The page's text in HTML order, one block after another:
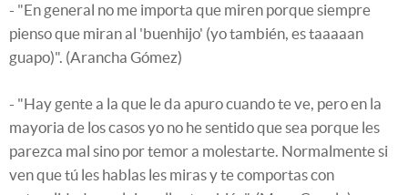
- "En general no me importa que miren porque siempre
pienso que miran al 'buenhijo' (yo también, es taaaaan
guapo)". (Arancha Gómez)
- "Hay gente a la que le da apuro cuando te ve, pero en la
mayoria de los casos yo no he sentido que sea porque les
parezca mal sino por temor a molestarte. Normalmente si
ven que tú les hablas les miras y te comportas con